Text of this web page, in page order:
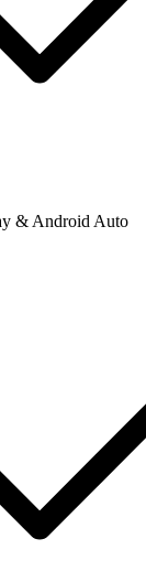
& Android Auto